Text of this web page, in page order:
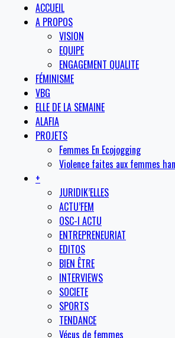
ACCUEIL
A PROPOS
VISION
EQUIPE
ENGAGEMENT QUALITE
FÉMINISME
VBG
ELLE DE LA SEMAINE
ALAFIA
PROJETS
Femmes En Ecojogging
Violence faites aux femmes
+
JURIDIK’ELLES
ACTU’FEM
OSC-I ACTU
ENTREPRENEURIAT
EDITOS
BIEN ÊTRE
INTERVIEWS
SOCIETE
SPORTS
TENDANCE
Vécus de femmes